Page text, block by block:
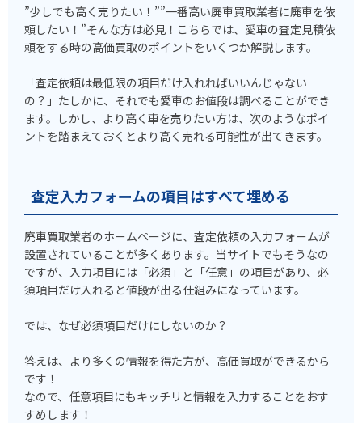
”少しでも高く売りたい！””一番高い廃車買取業者に廃車を依
頼したい！”そんな方は必見！こちらでは、愛車の査定見積依
頼をする時の高価買取のポイントをいくつか解説します。
「査定依頼は最低限の項目だけ入れればいいんじゃない
の？」たしかに、それでも愛車のお値段は調べることができ
ます。しかし、より高く車を売りたい方は、次のようなポイ
ントを踏まえておくとより高く売れる可能性が出てきます。
査定入力フォームの項目はすべて埋める
廃車買取業者のホームページに、査定依頼の入力フォームが
設置されていることが多くあります。当サイトでもそうなの
ですが、入力項目には「必須」と「任意」の項目があり、必
須項目だけ入れると値段が出る仕組みになっています。
では、なぜ必須項目だけにしないのか？
答えは、より多くの情報を得た方が、高価買取ができるから
です！
なので、任意項目にもキッチリと情報を入力することをおす
すめします！